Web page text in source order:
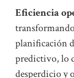
Eficiencia
planificación
predictivo, lo
desperdicio y